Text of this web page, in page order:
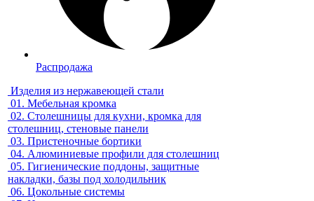
Распродажа
Изделия из нержавеющей стали
01. Мебельная кромка
02. Столешницы для кухни, кромка для
столешниц, стеновые панели
03. Пристеночные бортики
04. Алюминиевые профили для столешниц
05. Гигиенические поддоны, защитные
накладки, базы под холодильник
06. Цокольные системы